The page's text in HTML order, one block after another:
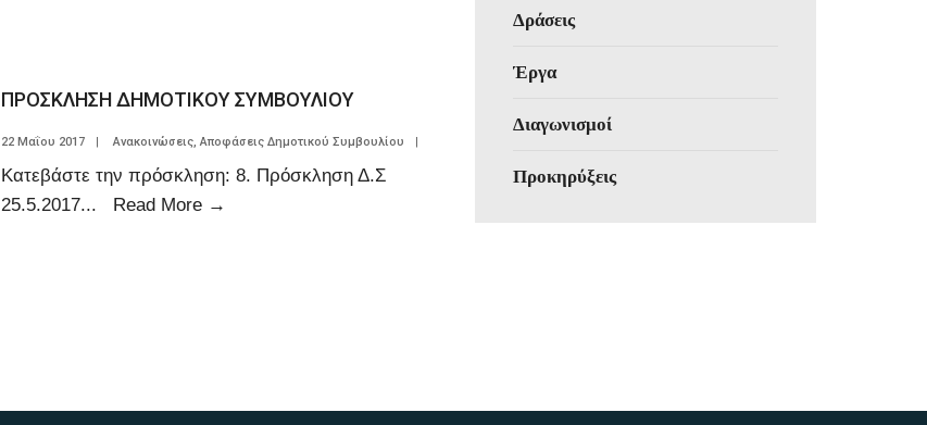
ΠΡΟΣΚΛΗΣΗ ΔΗΜΟΤΙΚΟΥ ΣΥΜΒΟΥΛΙΟΥ
22 Μαΐου 2017 | Ανακοινώσεις, Αποφάσεις Δημοτικού Συμβουλίου |
Κατεβάστε την πρόσκληση: 8. Πρόσκληση Δ.Σ
25.5.2017... Read More →
Δράσεις
Έργα
Διαγωνισμοί
Προκηρύξεις